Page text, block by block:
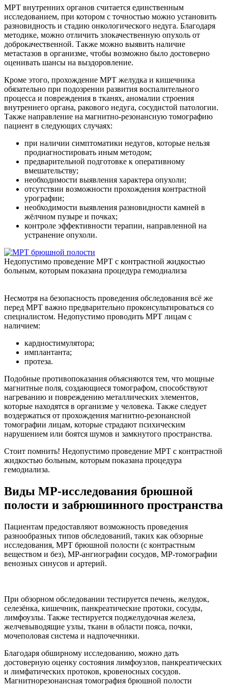
МРТ внутренних органов считается единственным
исследованием, при котором с точностью можно установить
разновидность и стадию онкологического недуга. Благодаря
методике, можно отличить злокачественную опухоль от
доброкачественной. Также можно выявить наличие
метастазов в организме, чтобы возможно было достоверно
оценивать шансы на выздоровление.
Кроме этого, прохождение МРТ желудка и кишечника
обязательно при подозрении развития воспалительного
процесса и повреждения в тканях, аномалии строения
внутреннего органа, ракового недуга, сосудистой патологии.
Также направление на магнитно-резонансную томографию
пациент в следующих случаях:
при наличии симптоматики недугов, которые нельзя
продиагностировать иным методом;
предварительной подготовке к оперативному
вмешательству;
необходимости выявления характера опухоли;
отсутствии возможности прохождения контрастной
урографии;
необходимости выявления разновидности камней в
жёлчном пузыре и почках;
контроле эффективности терапии, направленной на
устранение опухоли.
Недопустимо проведение МРТ с контрастной жидкостью
больным, которым показана процедура гемодиализа
Несмотря на безопасность проведения обследования всё же
перед МРТ важно предварительно проконсультироваться со
специалистом. Недопустимо проводить МРТ лицам с
наличием:
кардиостимулятора;
имплантанта;
протеза.
Подобные противопоказания объясняются тем, что мощные
магнитные поля, создающиеся томографом, способствуют
нагреванию и повреждению металлических элементов,
которые находятся в организме у человека. Также следует
воздержаться от прохождения магнитно-резонансной
томографии лицам, которые страдают психическим
нарушением или боятся шумов и замкнутого пространства.
Стоит помнить! Недопустимо проведение МРТ с контрастной
жидкостью больным, которым показана процедура
гемодиализа.
Виды МР-исследования брюшной
полости и забрюшинного пространства
Пациентам предоставляют возможность проведения
разнообразных типов обследований, таких как обзорные
исследования, МРТ брюшной полости (с контрастным
веществом и без), МР-ангиографии сосудов, МР-томографии
венозных синусов и артерий.
При обзорном обследовании тестируется печень, желудок,
селезёнка, кишечник, панкреатические протоки, сосуды,
лимфоузлы. Также тестируется поджелудочная железа,
желчевыводящие узлы, ткани в области пояса, почки,
мочеполовая система и надпочечники.
Благодаря обширному исследованию, можно дать
достоверную оценку состояния лимфоузлов, панкреатических
и лимфатических протоков, кровеносных сосудов.
Магнитнорезонансная томография брюшной полости